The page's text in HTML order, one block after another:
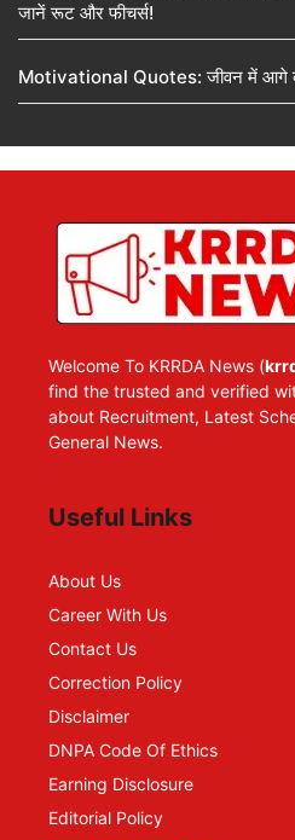
जानें रूट और फीचर्स!
Motivational Quotes: जीवन में आगे
Welcome To KRRDA News (
find the trusted and verified
about Recruitment, Latest
General News.
Useful Links
About Us
Career With Us
Contact Us
Correction Policy
Disclaimer
DNPA Code Of Ethics
Earning Disclosure
Editorial Policy